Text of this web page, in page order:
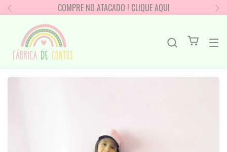
COMPRE NO ATACADO ! CLIQUE AQUI